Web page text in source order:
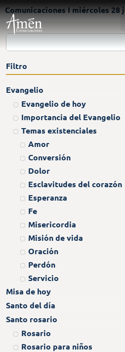
Comunicaciones I miércoles 28
Filtro
Evangelio
Evangelio de hoy
Importancia del Evangelio
Temas existenciales
Amor
Conversión
Dolor
Esclavitudes del corazón
Esperanza
Fe
Misericordia
Misión de vida
Oración
Perdón
Servicio
Misa de hoy
Santo del día
Santo rosario
Rosario
Rosario para niños